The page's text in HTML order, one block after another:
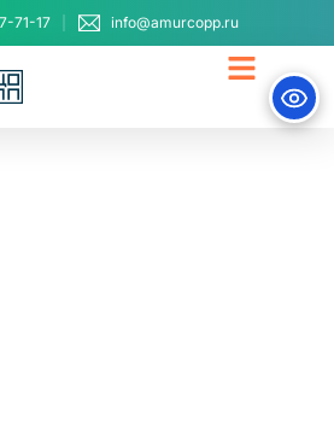
71-17 info@amurcopp.ru